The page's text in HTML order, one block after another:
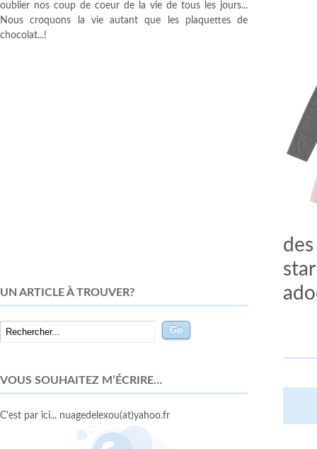
oublier nos coup de coeur de la vie de tous les jours...
Nous croquons la vie autant que les plaquettes de
chocolat...!
UN ARTICLE À TROUVER?
VOUS SOUHAITEZ M’ÉCRIRE…
C'est par ici... nuagedelexou(at)yahoo.fr